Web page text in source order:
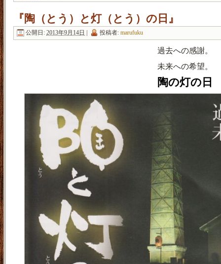
『陶（とう）と灯（とう）の日』
公開日: 2013年9月14日 | 投稿者: marufuku
過去への感謝。
未来への希望。
陶の灯の日